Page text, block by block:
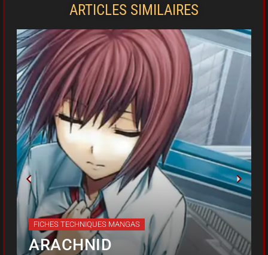
ARTICLES SIMILAIRES
FICHES TECHNIQUES MANGAS
ARACHNID
FICHES TECHNIQUES MANGAS
ARACHNID
FICHES TECHNIQUES MANGAS
ARACHNID